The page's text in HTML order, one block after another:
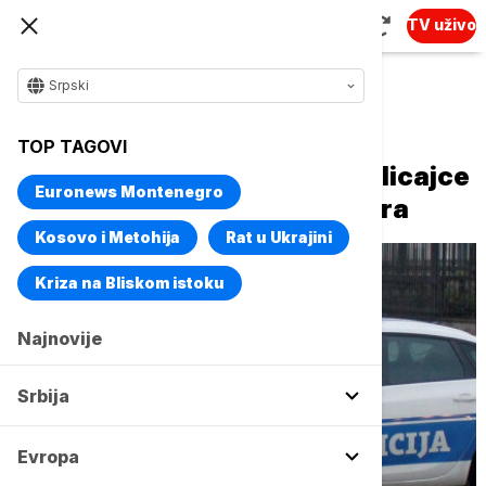
TV uživo
Srpski
TOP TAGOVI
Euronews Montenegro
Kosovo i Metohija Rat u Ukrajini
Kriza na Bliskom istoku
Najnovije
Srbija
Evropa
Beograđanin omalovažao policajce
u Budvi, kažnjen sa 2.000 evra